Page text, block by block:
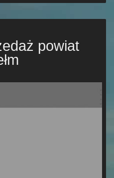
powiat